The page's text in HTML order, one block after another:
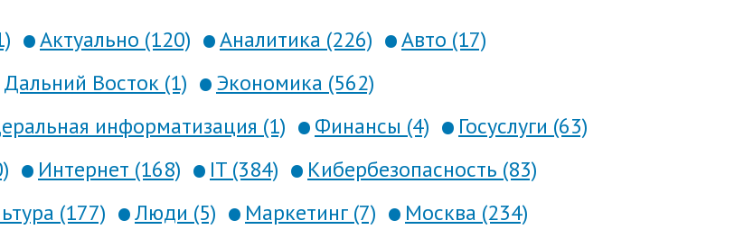
Актуально (120) Аналитика (226)
Авто (17)
Дальний Восток (1)
Экономика (562)
информатизация (1) Финансы (4)
Госуслуги (63)
Интернет (168) IT (384)
Кибербезопасность (83)
(177) Люди (5) Маркетинг (7)
Москва (234)